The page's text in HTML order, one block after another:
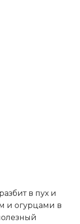
в пух и
и огурцами в